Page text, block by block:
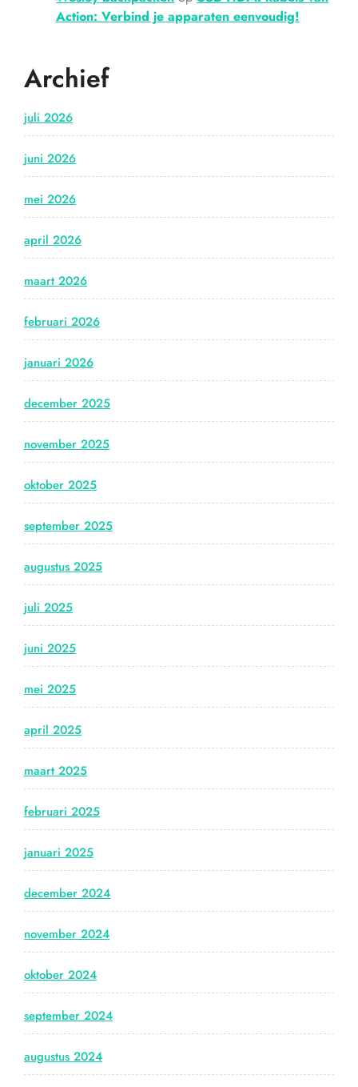
Action: Verbind je apparaten eenvoudig!
Archief
juli 2026
juni 2026
mei 2026
april 2026
maart 2026
februari 2026
januari 2026
december 2025
november 2025
oktober 2025
september 2025
augustus 2025
juli 2025
juni 2025
mei 2025
april 2025
maart 2025
februari 2025
januari 2025
december 2024
november 2024
oktober 2024
september 2024
augustus 2024